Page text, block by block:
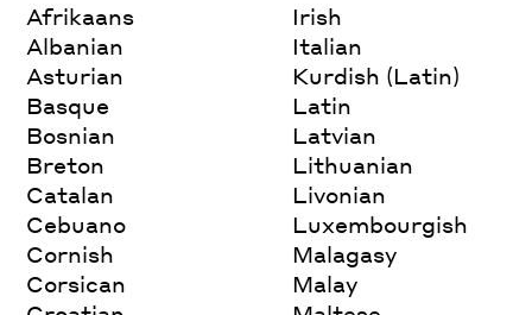
Afrikaans
Albanian
Asturian
Basque
Bosnian
Breton
Catalan
Cebuano
Cornish
Corsican
Irish
Italian
Kurdish (Latin)
Latin
Latvian
Lithuanian
Livonian
Luxembourgish
Malagasy
Malay